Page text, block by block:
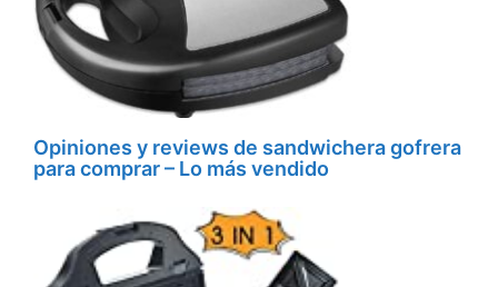
Opiniones y reviews de sandwichera gofrera
para comprar – Lo más vendido